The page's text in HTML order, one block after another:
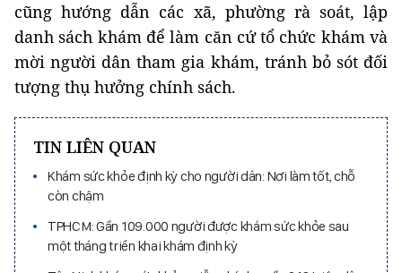
cũng hướng dẫn các xã, phường rà soát, lập
danh sách khám để làm căn cứ tổ chức khám và
mời người dân tham gia khám, tránh bỏ sót đối
tượng thụ hưởng chính sách.
TIN LIÊN QUAN
Khám sức khỏe định kỳ cho người dân: Nơi làm tốt, chỗ
còn chậm
TPHCM: Gần 109.000 người được khám sức khỏe sau
một tháng triển khai khám định kỳ